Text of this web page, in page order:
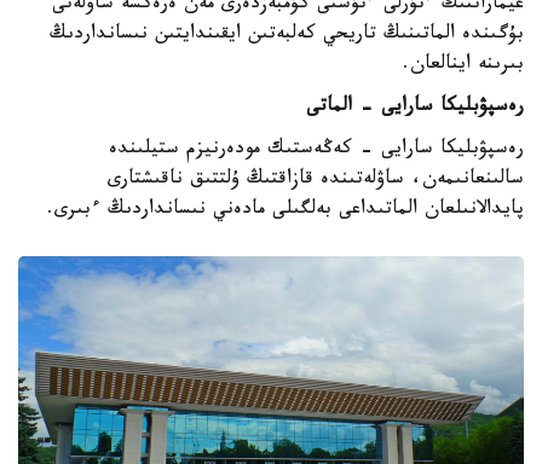
عيماراتتىڭ ءتۇرلى ءتۇستى كۇمبەزدەرى مەن ەرەكشە ساۋلەتى
بۇگىندە الماتىنىڭ تاريحي كەلبەتىن ايقىندايتىن نىسانداردىڭ
بىرىنە اينالعان.
رەسپۋبليكا سارايى - الماتى
رەسپۋبليكا سارايى - كەڭەستىك مودەرنيزم ستيلىندە
سالىنعانىمەن، ساۋلەتىندە قازاقتىڭ ۇلتتىق ناقىشتارى
پايدالانىلعان الماتىداعى بەلگىلى مادەني نىسانداردىڭ ءبىرى.